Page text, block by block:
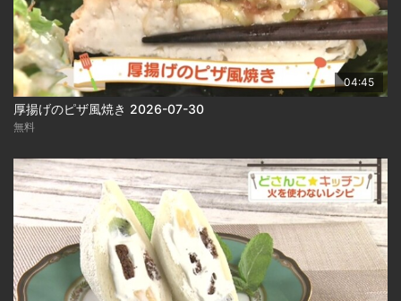
04:45
厚揚げのピザ風焼き 2026-07-30
無料